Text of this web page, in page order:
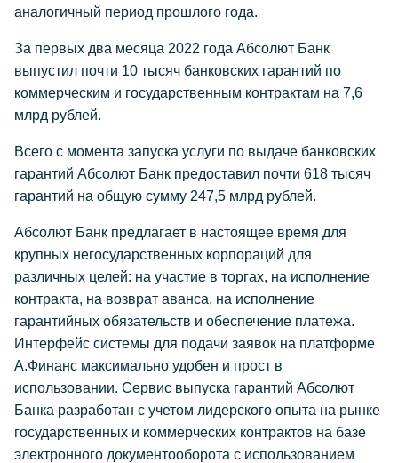
аналогичный период прошлого года.
За первых два месяца 2022 года Абсолют Банк
выпустил почти 10 тысяч банковских гарантий по
коммерческим и государственным контрактам на 7,6
млрд рублей.
Всего с момента запуска услуги по выдаче банковских
гарантий Абсолют Банк предоставил почти 618 тысяч
гарантий на общую сумму 247,5 млрд рублей.
Абсолют Банк предлагает в настоящее время для
крупных негосударственных корпораций для
различных целей: на участие в торгах, на исполнение
контракта, на возврат аванса, на исполнение
гарантийных обязательств и обеспечение платежа.
Интерфейс системы для подачи заявок на платформе
А.Финанс максимально удобен и прост в
использовании. Сервис выпуска гарантий Абсолют
Банка разработан с учетом лидерского опыта на рынке
государственных и коммерческих контрактов на базе
электронного документооборота с использованием